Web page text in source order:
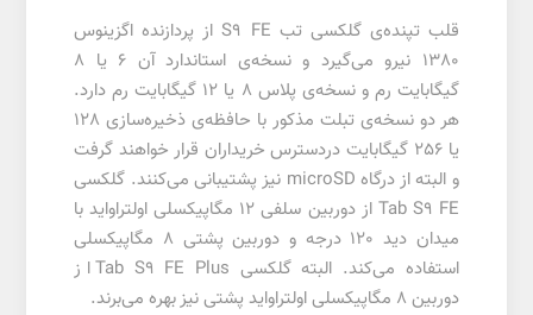
قلب تپنده‌ی گلکسی تب S9 FE از پردازنده اگزینوس
1380 نیرو می‌گیرد و نسخه‌ی استاندارد آن 6 یا 8
گیگابایت رم و نسخه‌ی پلاس 8 یا 12 گیگابایت رم دارد.
هر دو نسخه‌ی تبلت مذکور با حافظه‌ی ذخیره‌سازی 128
یا 256 گیگابایت دردسترس خریداران قرار خواهند گرفت
و البته از درگاه microSD نیز پشتیبانی می‌کنند. گلکسی
Tab S9 FE از دوربین سلفی 12 مگاپیکسلی اولتراواید با
میدان دید 120 درجه و دوربین پشتی 8 مگاپیکسلی
استفاده می‌کند. البته گلکسی Tab S9 FE Plus از
دوربین 8 مگاپیکسلی اولتراواید پشتی نیز بهره می‌برند.